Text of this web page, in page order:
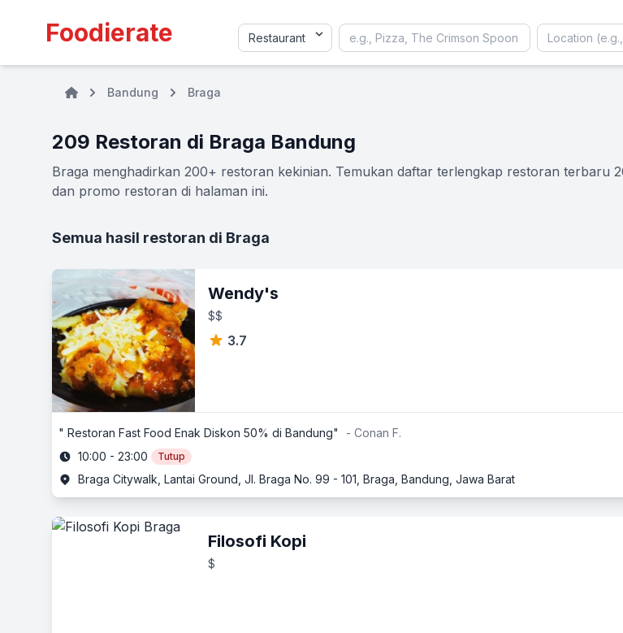
Foodierate
Bandung Braga
209 Restoran di Braga Bandung
Braga menghadirkan 200+ restoran kekinian. Temukan daftar terlengkap restoran terbaru
dan promo restoran di halaman ini.
Semua hasil restoran di Braga
Wendy's
$$
3.7
" Restoran Fast Food Enak Diskon 50% di Bandung"
- Conan F.
10:00 - 23:00
Tutup
Braga Citywalk, Lantai Ground, Jl. Braga No. 99 - 101, Braga, Bandung, Jawa Barat
Filosofi Kopi
$